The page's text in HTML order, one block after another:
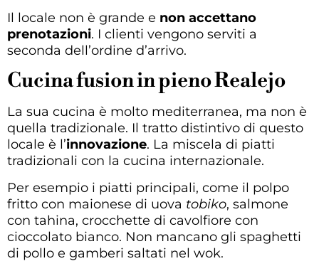
Il locale non è grande e non accettano
prenotazioni. I clienti vengono serviti a
seconda dell’ordine d’arrivo.
Cucina fusion in pieno Realejo
La sua cucina è molto mediterranea, ma non è
quella tradizionale. Il tratto distintivo di questo
locale è l’innovazione. La miscela di piatti
tradizionali con la cucina internazionale.
Per esempio i piatti principali, come il polpo
fritto con maionese di uova tobiko, salmone
con tahina, crocchette di cavolfiore con
cioccolato bianco. Non mancano gli spaghetti
di pollo e gamberi saltati nel wok.